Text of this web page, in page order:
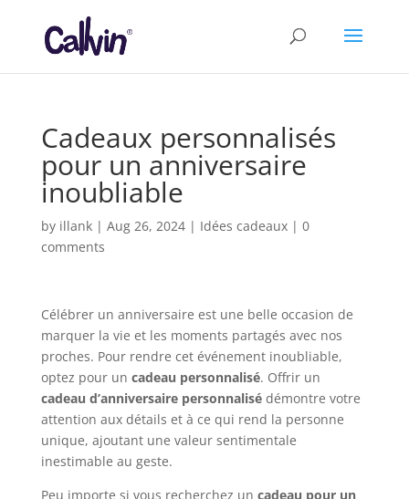
Cadeaux personnalisés
pour un anniversaire
inoubliable
by illank| Aug 26, 2024| Idées cadeaux| 0
comments
Célébrer un anniversaire est une belle occasion de
marquer la vie et les moments partagés avec nos
proches. Pour rendre cet événement inoubliable,
optez pour un cadeau personnalisé. Offrir un
cadeau d’anniversaire personnalisédémontre votre
attention aux détails et à ce qui rend la personne
unique, ajoutant une valeur sentimentale
inestimable au geste.
Peu importe si vous recherchez un cadeau pour un